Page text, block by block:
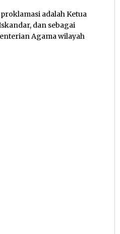
adalah Ketua
dan sebagai
Agama wilayah